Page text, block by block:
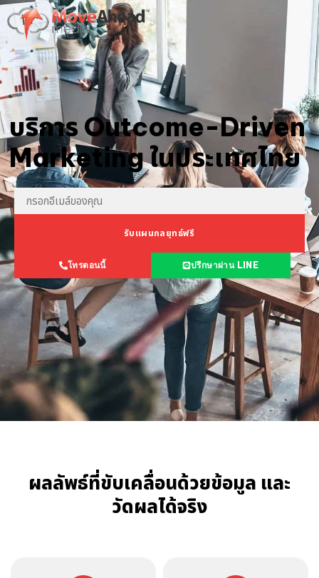
บริการ Outcome-Driven
Marketing ในประเทศไทย
รับแผนกลยุทธ์ฟรี
โทรตอนนี้ ปรึกษาผ่าน LINE
ผลลัพธ์ที่ขับเคลื่อนด้วยข้อมูล และ
วัดผลได้จริง